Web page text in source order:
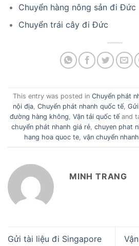
Chuyển hàng nông sản đi Đức
Chuyển trái cây đi Đức
This entry was posted in Chuyển phát
nội địa, Chuyển phát nhanh quốc tế,
đường hàng không, Vận tải quốc tếand
chuyển phát nhanh giá rẻ, chuyen phat
hang hoa quoc te, vận chuyển nhanh
MINH TRANG
Gửi tài liệu đi Singapore